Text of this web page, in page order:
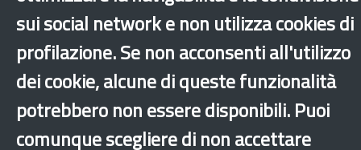
sui social network e non utilizza cookies di
profilazione. Se non acconsenti all'utilizzo
dei cookie, alcune di queste funzionalità
potrebbero non essere disponibili. Puoi
comunque scegliere di non accettare
Dichiarazione di accessibilità Mappa del sito Legal & Privacy
Contatti